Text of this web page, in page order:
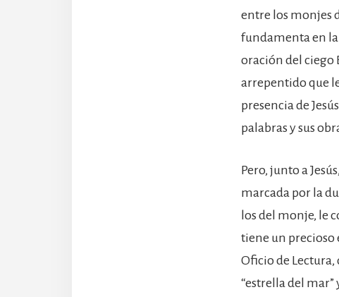
entre los monjes
fundamenta en
oración del ciego
arrepentido que
presencia de
palabras y sus
Pero, junto a
marcada por la
los del monje, le
tiene un precioso
Oficio de
“estrella del mar”